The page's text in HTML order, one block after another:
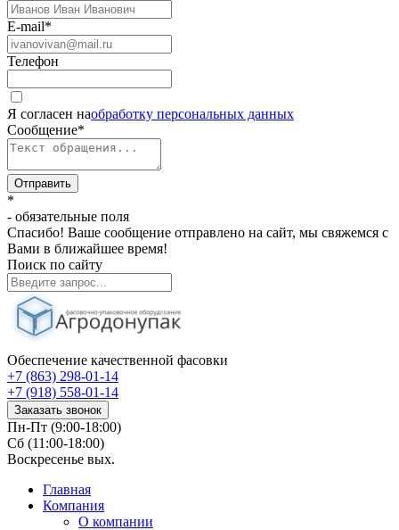
E-mail*
Телефон
Я согласен наобработку персональных данных
Сообщение*
Отправить
*
- обязательные поля
Спасибо! Ваше сообщение отправлено на сайт, мы свяжемся с
Вами в ближайшее время!
Поиск по сайту
Обеспечение качественной фасовки
+7 (863) 298-01-14
+7 (918) 558-01-14
Заказать звонок
Пн-Пт (9:00-18:00)
Сб (11:00-18:00)
Воскресенье вых.
Главная
Компания
О компании